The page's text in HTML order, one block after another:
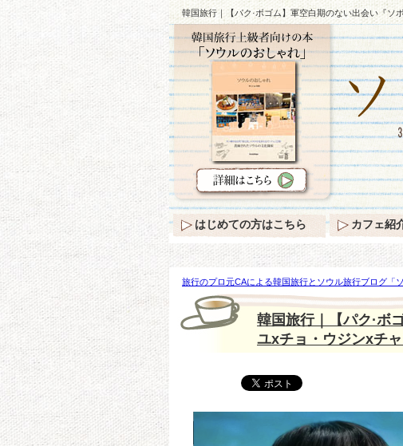
韓国旅行｜【パク·ボゴム】軍空白期のない出会い『
旅行のプロ元CAによる韓国旅行とソウル旅行ブログ「
【パク·ボゴム】軍空白期のない出会い『ソボク』【
韓国旅行｜【パク·ボ
ユxチョ・ウジンxチ
はじめての方はこちら カフェ紹